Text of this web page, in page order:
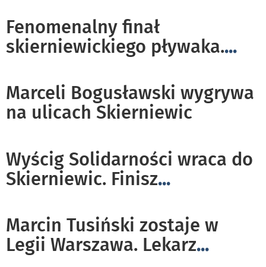
Fenomenalny finał
skierniewickiego pływaka....
Marceli Bogusławski wygrywa
na ulicach Skierniewic
Wyścig Solidarności wraca do
Skierniewic. Finisz...
Marcin Tusiński zostaje w
Legii Warszawa. Lekarz...